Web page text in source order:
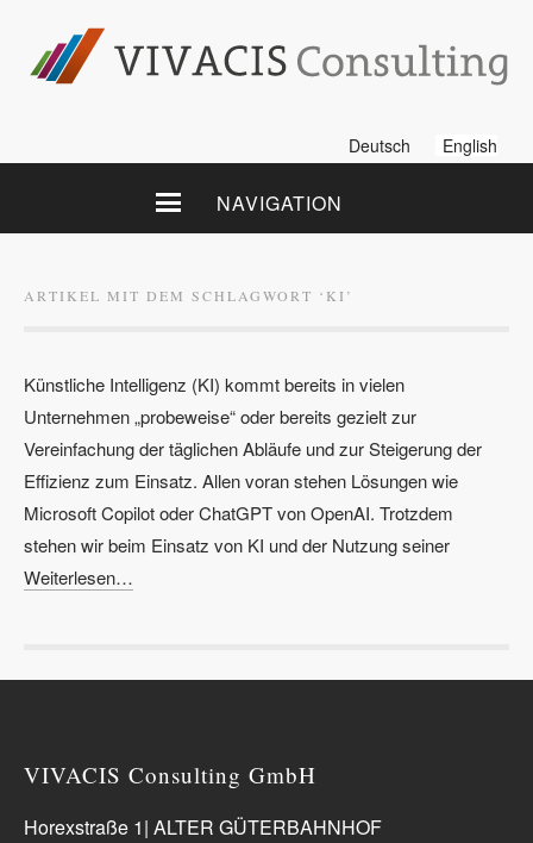
Deutsch English
NAVIGATION
ARTIKEL MIT DEM SCHLAGWORT ‘ KI ’
Künstliche Intelligenz (KI) kommt bereits in vielen
Unternehmen „probeweise“ oder bereits gezielt zur
Vereinfachung der täglichen Abläufe und zur Steigerung der
Effizienz zum Einsatz. Allen voran stehen Lösungen wie
Microsoft Copilot oder ChatGPT von OpenAI. Trotzdem
stehen wir beim Einsatz von KI und der Nutzung seiner
Weiterlesen…
VIVACIS Consulting GmbH
Horexstraße 1| ALTER GÜTERBAHNHOF